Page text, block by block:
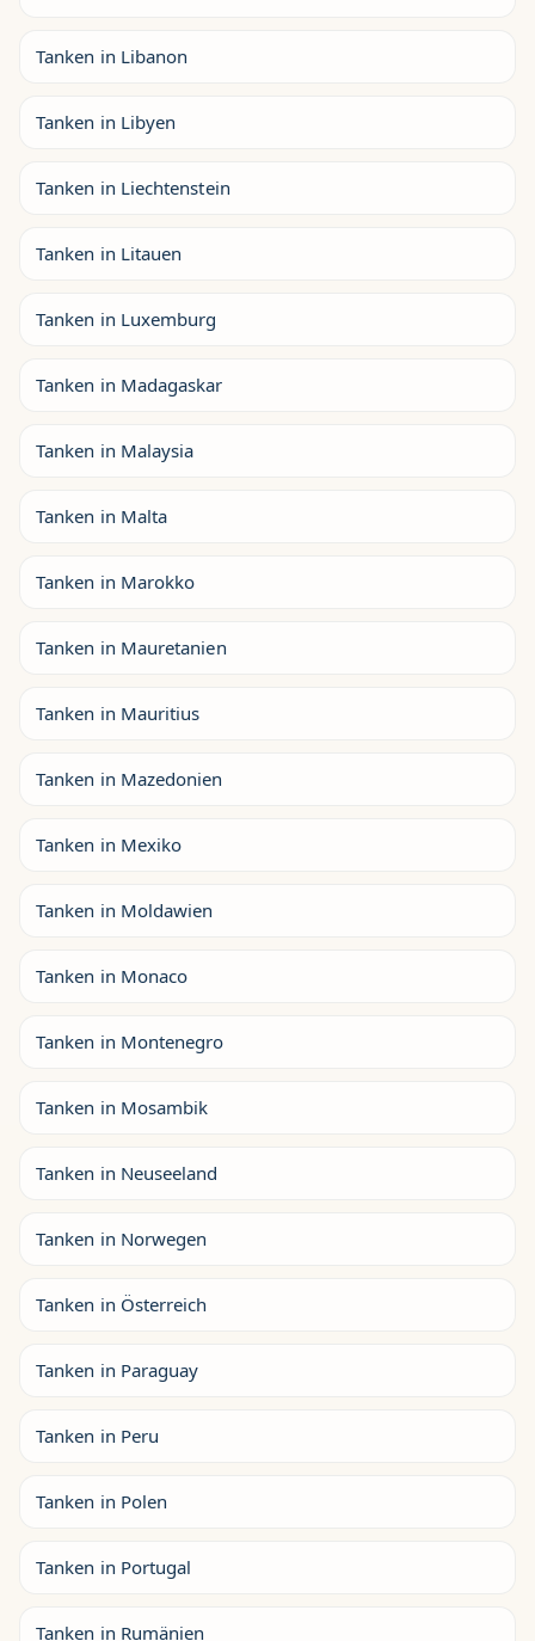
Tanken in Libanon
Tanken in Libyen
Tanken in Liechtenstein
Tanken in Litauen
Tanken in Luxemburg
Tanken in Madagaskar
Tanken in Malaysia
Tanken in Malta
Tanken in Marokko
Tanken in Mauretanien
Tanken in Mauritius
Tanken in Mazedonien
Tanken in Mexiko
Tanken in Moldawien
Tanken in Monaco
Tanken in Montenegro
Tanken in Mosambik
Tanken in Neuseeland
Tanken in Norwegen
Tanken in Österreich
Tanken in Paraguay
Tanken in Peru
Tanken in Polen
Tanken in Portugal
Tanken in Rumänien